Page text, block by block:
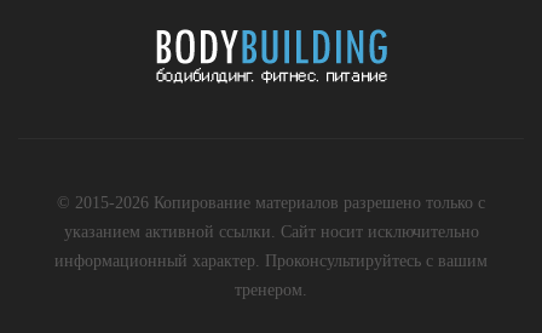
© 2015-2026 Копирование материалов разрешено только с
указанием активной ссылки. Сайт носит исключительно
информационный характер. Проконсультируйтесь с вашим
тренером.